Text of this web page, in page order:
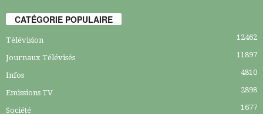
CATÉGORIE POPULAIRE
Télévision 12462
Journaux Télévisés 11897
Infos 4810
Emissions TV 2898
Société 1677